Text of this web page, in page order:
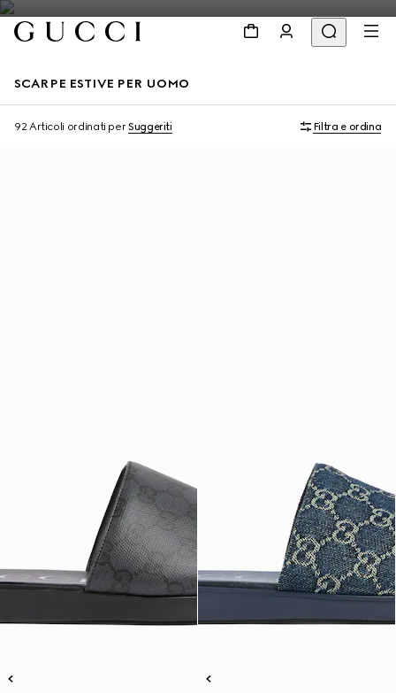
SCARPE ESTIVE PER UOMO
92 Articoli ordinati perSuggeriti Filtra e ordina